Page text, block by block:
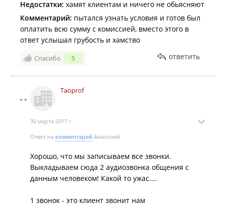
Недостатки: хамят клиентам и ничего не обьясняют
Комментарий: пытался узнать условия и готов был
оплатить всю сумму с комиссией, вместо этого в
ответ услышал грубость и хамство
Спасибо 5 ответить
Taoprof
30 марта 2017 г.
Ответ на комментарий Анатолий
Хорошо, что мы записываем все звонки.
Выкладываем сюда 2 аудиозвонка общения с
данным человеком! Какой то ужас....
1 звонок - это клиент звонит нам